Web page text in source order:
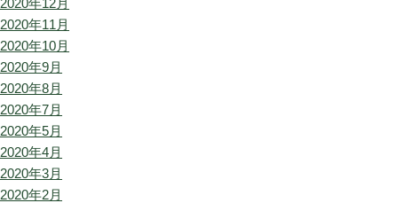
2020年12月
2020年11月
2020年10月
2020年9月
2020年8月
2020年7月
2020年5月
2020年4月
2020年3月
2020年2月